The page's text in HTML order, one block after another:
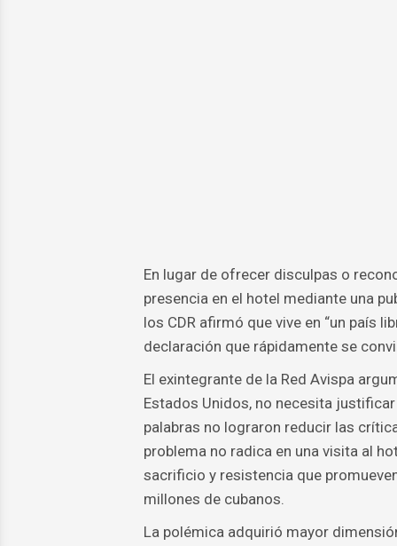
En lugar de ofrecer disculpas o
presencia en el hotel mediante una
los CDR afirmó que vive en “un país
declaración que rápidamente se
El exintegrante de la Red Avispa
Estados Unidos, no necesita
palabras no lograron reducir las
problema no radica en una visita al
sacrificio y resistencia que
millones de cubanos.
La polémica adquirió mayor